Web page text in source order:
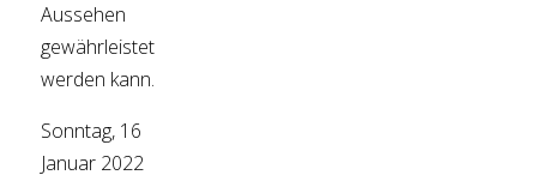
Aussehen
gewährleistet
werden kann.
Sonntag, 16
Januar 2022